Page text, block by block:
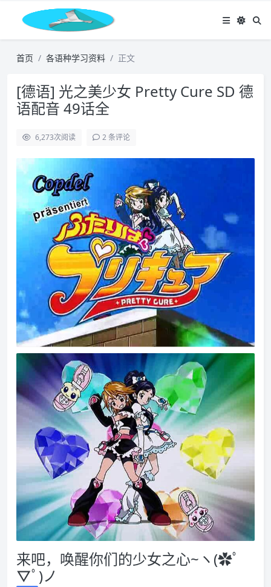
首页 各语种学习资料 正文
[德语] 光之美少女 Pretty Cure SD 德
语配音 49话全
6,273次阅读 2 条评论
来吧，唤醒你们的少女之心~ヽ(✿ﾟ
▽ﾟ)ノ